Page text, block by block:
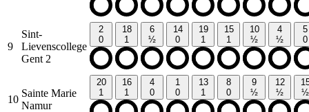
9
Sint-
Lievenscollege
Gent 2
2
0
18
1
6
½
14
0
19
1
15
1
10
½
4
½
5
0
10
Sainte Marie
Namur
20
1
16
1
4
0
1
0
13
1
8
0
9
½
12
½
½